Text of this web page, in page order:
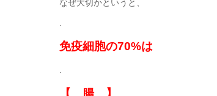
なぜ大切かというと、
免疫細胞の70%は
【 腸 】